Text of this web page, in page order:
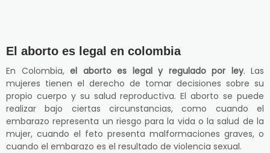
El aborto es legal en colombia
En Colombia, el aborto es legal y regulado por ley. Las
mujeres tienen el derecho de tomar decisiones sobre su
propio cuerpo y su salud reproductiva. El aborto se puede
realizar bajo ciertas circunstancias, como cuando el
embarazo representa un riesgo para la vida o la salud de la
mujer, cuando el feto presenta malformaciones graves, o
cuando el embarazo es el resultado de violencia sexual.